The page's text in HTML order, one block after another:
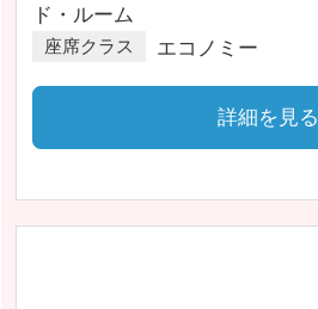
ド・ルーム
座席クラス エコノミー
詳細を見る